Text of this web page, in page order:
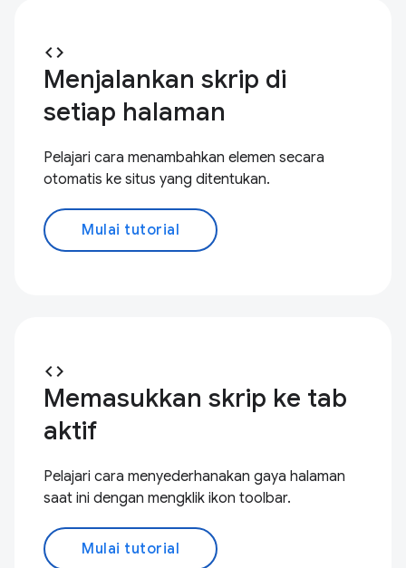
code
Menjalankan skrip di
setiap halaman
Pelajari cara menambahkan elemen secara
otomatis ke situs yang ditentukan.
Mulai tutorial
code
Memasukkan skrip ke tab
aktif
Pelajari cara menyederhanakan gaya halaman
saat ini dengan mengklik ikon toolbar.
Mulai tutorial